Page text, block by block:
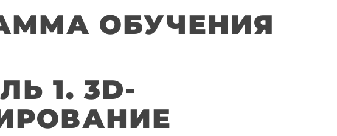
ОБУЧЕНИЯ
1. 3D-